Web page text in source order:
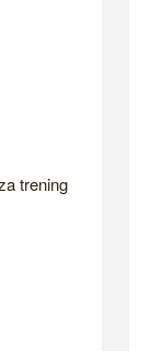
trening